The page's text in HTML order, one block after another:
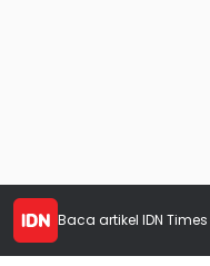
Baca artikel IDN Times